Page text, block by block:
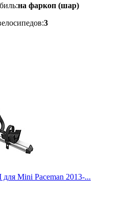
на фаркоп (шар)
3
Mini Paceman 2013-...